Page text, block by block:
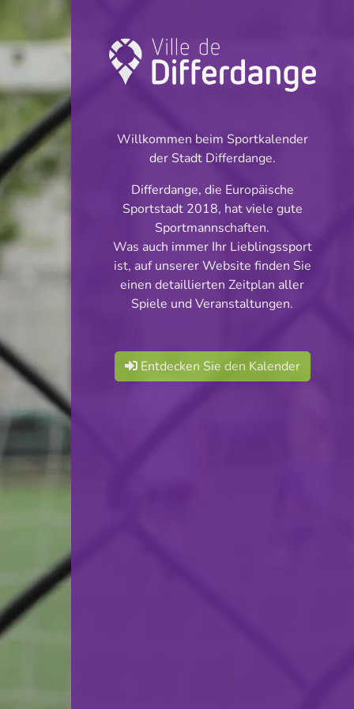
Turnier: Football
INFOS
24.02.2024
16:00
Stade Municipal (Terrain synthétique)
Teilen
Minimes Cl 1 Phase
Willkommen beim Sportkalender
der Stadt Differdange.
Differdange, die Europäische
Sportstadt 2018, hat viele gute
Sportmannschaften.
Was auch immer Ihr Lieblingssport
ist, auf unserer Website finden Sie
einen detaillierten Zeitplan aller
Spiele und Veranstaltungen.
Entdecken Sie den Kalender